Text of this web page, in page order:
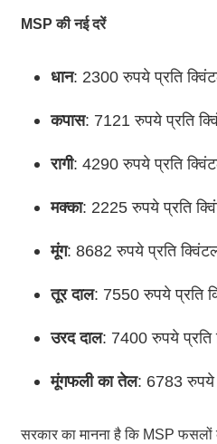
MSP की नई दरें
धान: 2300 रुपये प्रति
कपास: 7121 रुपये प्रति
रागी: 4290 रुपये प्रति
मक्का: 2225 रुपये प्रति
मूंग: 8682 रुपये प्रति
तूर दाल: 7550 रुपये प्रति
उरद दाल: 7400 रुपये प्रति
मूंगफली का तेल: 6783 रुपये
सरकार का मानना है कि MSP फसलों